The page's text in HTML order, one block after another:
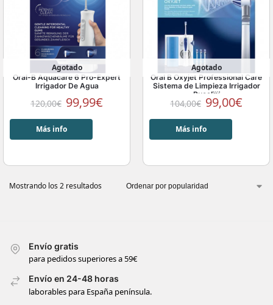
Agotado
Oral-B Aquacare 6 Pro-Expert
Irrigador De Agua
120,00€ 99,99€
Más info
Agotado
Oral B Oxyjet Professional Care
Sistema de Limpieza Irrigador
Bucal￼
104,00€ 99,00€
Más info
Mostrando los 2 resultados
Envío gratis
para pedidos superiores a 59€
Envío en 24-48 horas
laborables para España península.